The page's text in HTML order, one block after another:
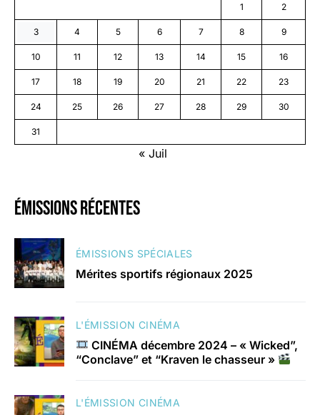
1 2
3 4 5 6 7 8 9
10 11 12 13 14 15 16
17 18 19 20 21 22 23
24 25 26 27 28 29 30
31
« Juil
émissions récentes
ÉMISSIONS SPÉCIALES
Mérites sportifs régionaux 2025
L'ÉMISSION CINÉMA
CINÉMA décembre 2024 – « Wicked”,
“Conclave” et “Kraven le chasseur »
L'ÉMISSION CINÉMA